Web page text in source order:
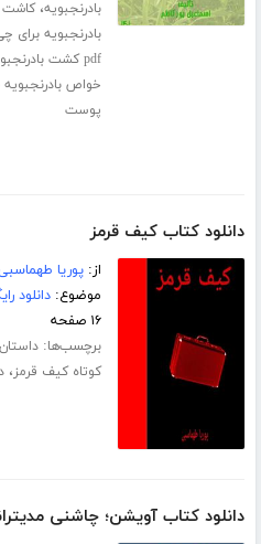
بادرنجبویه،کاشت
بادرنجبویه برای
pdf کشت بادرنجبویه
خواص
پوست
دانلود کتاب کیف قرمز
از:پوریا
موضوع:دانلود
۱۶ صفحه
برچسب‌ها:
کوتاه کیف قرمز،
دانلود کتاب آویشن؛ چاشنی